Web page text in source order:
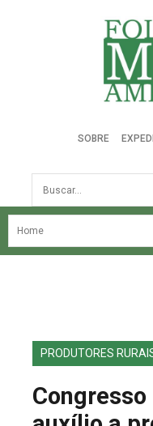
SOBRE
Busca
NOSSA HISTÓRIA
EDIÇÕES
FALE CONOSCO
PRODUTORES